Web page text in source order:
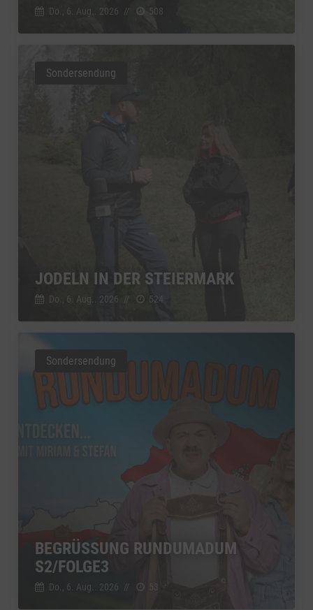
Do., 6. Aug.. 2026 // 508
JODELN IN DER STEIERMARK
Do., 6. Aug.. 2026 // 524
Sondersendung
BEGRÜSSUNG RUNDUMADUM S
2/FOLGE3
Do., 6. Aug.. 2026 //
Sondersendung